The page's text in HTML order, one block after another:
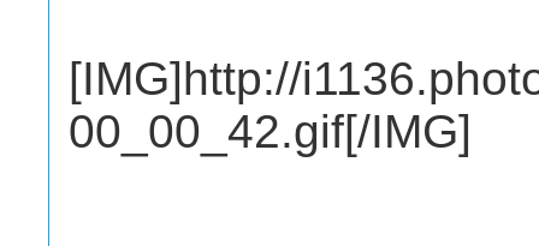
[IMG]http://
00_00_42.gif[/IMG]